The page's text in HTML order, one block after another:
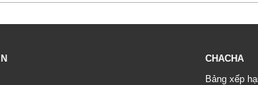
CHACHA
Bảng xếp